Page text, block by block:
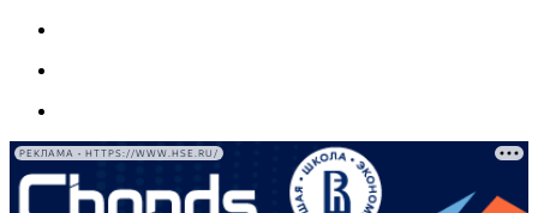
РЕКЛАМА • HTTPS://WWW.HSE.RU/